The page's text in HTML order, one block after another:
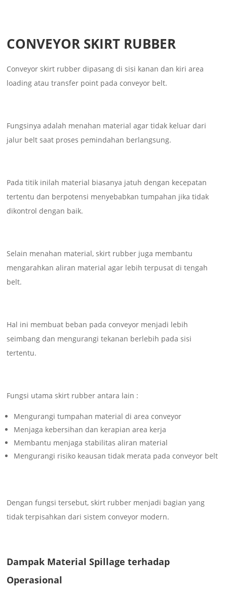
CONVEYOR SKIRT RUBBER
Conveyor skirt rubber dipasang di sisi kanan dan kiri area
loading atau transfer point pada conveyor belt.
Fungsinya adalah menahan material agar tidak keluar dari
jalur belt saat proses pemindahan berlangsung.
Pada titik inilah material biasanya jatuh dengan kecepatan
tertentu dan berpotensi menyebabkan tumpahan jika tidak
dikontrol dengan baik.
Selain menahan material, skirt rubber juga membantu
mengarahkan aliran material agar lebih terpusat di tengah
belt.
Hal ini membuat beban pada conveyor menjadi lebih
seimbang dan mengurangi tekanan berlebih pada sisi
tertentu.
Fungsi utama skirt rubber antara lain :
Mengurangi tumpahan material di area conveyor
Menjaga kebersihan dan kerapian area kerja
Membantu menjaga stabilitas aliran material
Mengurangi risiko keausan tidak merata pada conveyor belt
Dengan fungsi tersebut, skirt rubber menjadi bagian yang
tidak terpisahkan dari sistem conveyor modern.
Dampak Material Spillage terhadap
Operasional